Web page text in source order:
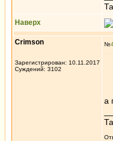
Наверх
Crimson
Зарегистрирован: 10.11.2017
Суждений: 3102
№
а